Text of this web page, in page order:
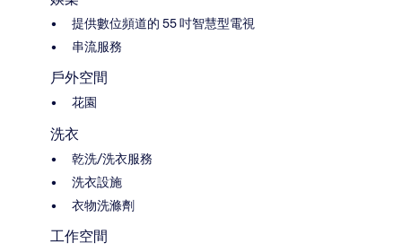
提供數位頻道的 55 吋智慧型電視
串流服務
戶外空間
花園
洗衣
乾洗/洗衣服務
洗衣設施
衣物洗滌劑
工作空間